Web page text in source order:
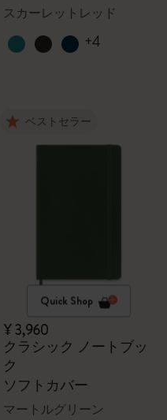
スカーレットレッド
+4
ベストセラー
Quick Shop
¥ 3,960
クラシック ノートブッ
ク
ソフトカバー
マートルグリーン